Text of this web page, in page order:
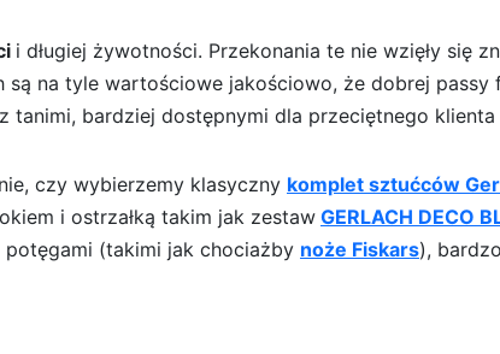
i długiej żywotności. Przekonania te nie wzięły się
na tyle wartościowe jakościowo, że dobrej passy
tanimi, bardziej dostępnymi dla przeciętnego klienta
czy wybierzemy klasyczny komplet sztućców
i ostrzałką takim jak zestaw GERLACH DECO
(takimi jak chociażby noże Fiskars),